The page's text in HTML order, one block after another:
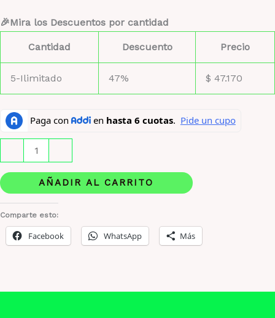
🎉Mira los Descuentos por cantidad
Cantidad Descuento Precio
5-Ilimitado 47% $ 47.170
Labo
Santal
33
Elegancia
Profundidad
AÑADIR AL CARRITO
Comparte esto:
Facebook WhatsApp Más